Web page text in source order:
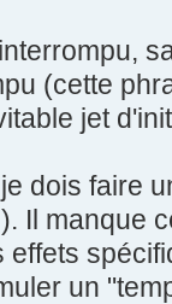
(cette
jet
dois faire
Il manque
un